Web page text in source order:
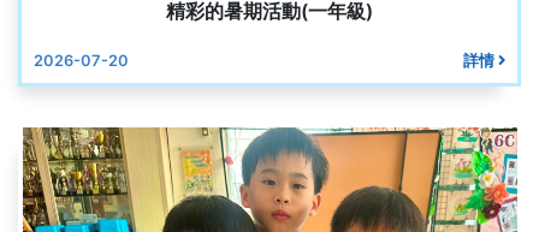
精彩的暑期活動(一年級)
2026-07-20 詳情